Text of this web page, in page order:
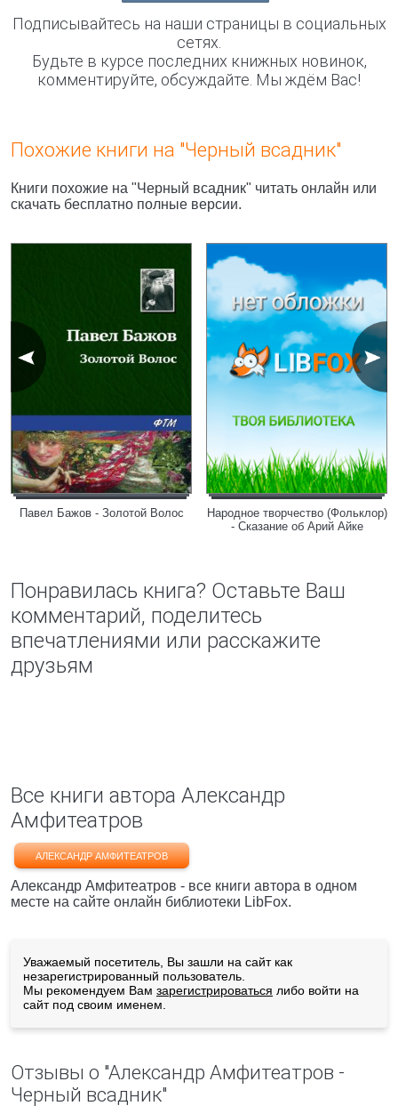
Подписывайтесь на наши страницы в социальных
сетях.
Будьте в курсе последних книжных новинок,
комментируйте, обсуждайте. Мы ждём Вас!
Похожие книги на "Черный всадник"
Книги похожие на "Черный всадник" читать онлайн или
скачать бесплатно полные версии.
Павел Бажов - Золотой Волос
Народное творчество (Фольклор)
- Сказание об Арий Айке
Понравилась книга? Оставьте Ваш
комментарий, поделитесь
впечатлениями или расскажите
друзьям
Все книги автора Александр
Амфитеатров
АЛЕКСАНДР АМФИТЕАТРОВ
Александр Амфитеатров - все книги автора в одном
месте на сайте онлайн библиотеки LibFox.
Уважаемый посетитель, Вы зашли на сайт как
незарегистрированный пользователь.
Мы рекомендуем Вам зарегистрироваться либо войти на
сайт под своим именем.
Отзывы о "Александр Амфитеатров -
Черный всадник"